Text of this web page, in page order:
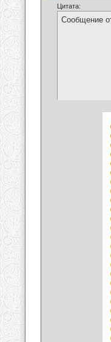
Цитата:
Сообщение